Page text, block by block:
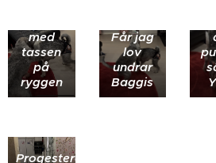
med
tassen
på
ryggen
Får jag
lov
undrar
Baggis
Progesteronvärde